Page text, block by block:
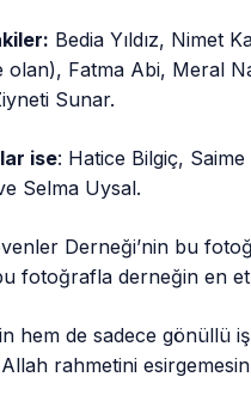
Bedia Yıldız, Nimet
Fatma Abi, Meral
Sunar.
ise: Hatice Bilgiç,
Selma Uysal.
Derneği’nin bu
fotoğrafla derneğin en
hem de sadece gönüllü
rahmetini